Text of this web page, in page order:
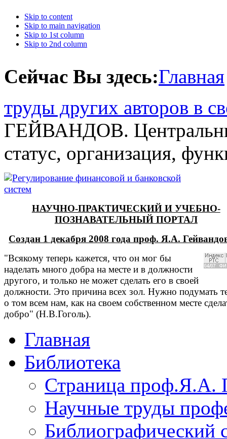
Skip to content
Skip to main navigation
Skip to 1st column
Skip to 2nd column
Сейчас Вы здесь:Главная
труды других авторов в
ГЕЙВАНДОВ.
статус, организация,
НАУЧНО-ПРАКТИЧЕСКИЙ И УЧЕБНО-
ПОЗНАВАТЕЛЬНЫЙ ПОРТАЛ
Создан 1 декабря 2008 года проф. Я.А.
"Всякому теперь кажется, что он мог бы
наделать много добра на месте и в должности
другого, и только не может сделать его в своей
должности. Это причина всех зол. Нужно подумать
о том всем нам, как на своем собственном месте
добро" (Н.В.Гоголь).
Главная
Библиотека
Страница проф.Я.А.
Научные труды
Библиографический